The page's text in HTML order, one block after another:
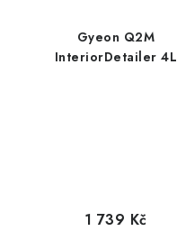
Gyeon Q2M
InteriorDetailer 4L
1 739 Kč